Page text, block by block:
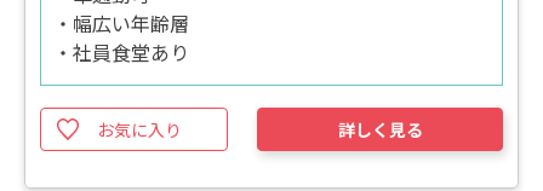
・幅広い年齢層
・社員食堂あり
お気に入り 詳しく見る